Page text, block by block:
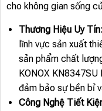
cho không gian sống
Thương Hiệu Uy Tín:
lĩnh vực sản xuất
sản phẩm chất
KONOX
đảm bảo sự bền bỉ
Công Nghệ Tiết